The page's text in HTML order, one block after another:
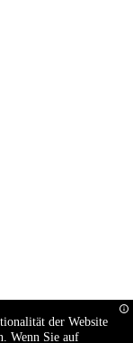
der Website
Wenn Sie auf